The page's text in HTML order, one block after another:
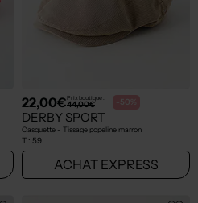
22,00€Prix boutique :
44,00€ -50%
DERBY SPORT
Casquette - Tissage popeline marron
T : 59
ACHAT EXPRESS